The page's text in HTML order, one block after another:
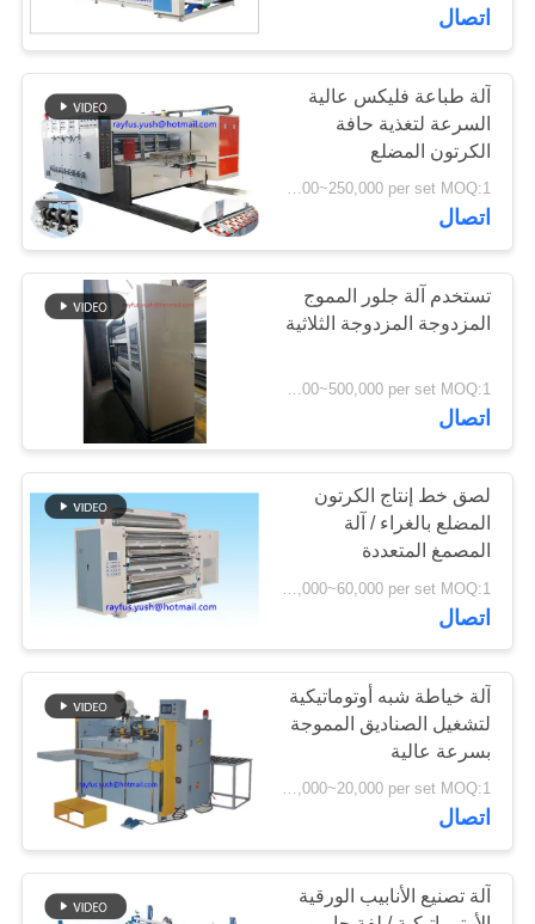
مراقبة
الجودة
اتصل
أخبار
اقتباس
خريطة
الموقع
PRIVACY
POLICY
آلة خياطة علب
الكرتون
13
آلة الكرتون مجلد
المصمغ
ماكينة طباعة وتقطيع
الكرتون
20
14
اتصال
آلة طباعة فليكس عالية
السرعة لتغذية حافة
الكرتون المضلع
USD 60,000~250,000 per set MOQ:1 مجموعة
اتصال
تستخدم آلة جلور المموج
المزدوجة المزدوجة الثلاثية
USD 100,000~500,000 per set MOQ:1 مجموعة
اتصال
لصق خط إنتاج الكرتون
المضلع بالغراء / آلة
المصمغ المتعددة
USD 15,000~60,000 per set MOQ:1 مجموعة
اتصال
آلة خياطة شبه أوتوماتيكية
لتشغيل الصناديق المموجة
بسرعة عالية
USD 15,000~20,000 per set MOQ:1 مجموعة
اتصال
آلة تصنيع الأنابيب الورقية